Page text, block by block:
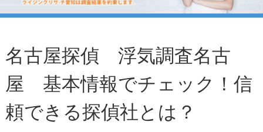
名古屋探偵 浮気調査名古
屋 基本情報でチェック！信
頼できる探偵社とは？